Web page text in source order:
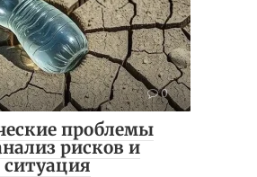
0
проблемы
рисков и